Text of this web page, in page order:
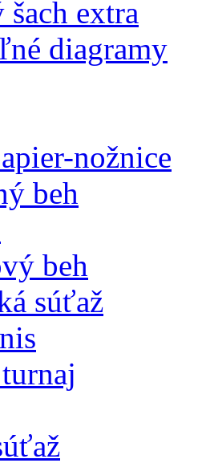
extra
diagramy
nožnice
beh
beh
súťaž